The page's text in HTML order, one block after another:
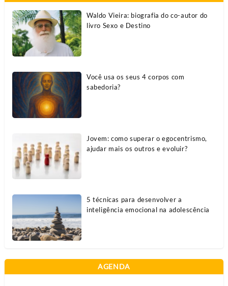
Waldo Vieira: biografia do co-autor do
livro Sexo e Destino
Você usa os seus 4 corpos com
sabedoria?
Jovem: como superar o egocentrismo,
ajudar mais os outros e evoluir?
5 técnicas para desenvolver a
inteligência emocional na adolescência
AGENDA